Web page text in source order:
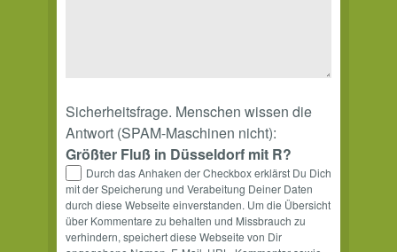
Sicherheitsfrage. Menschen wissen die
Antwort (SPAM-Maschinen nicht):
Größter Fluß in Düsseldorf mit R?
Durch das Anhaken der Checkbox erklärst Du Dich
mit der Speicherung und Verabeitung Deiner Daten
durch diese Webseite einverstanden. Um die Übersicht
über Kommentare zu behalten und Missbrauch zu
verhindern, speichert diese Webseite von Dir